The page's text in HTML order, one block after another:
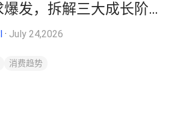
发，拆解三大成长阶段
· July 24,2026
消费趋势